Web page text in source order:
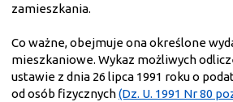
zamieszkania.
Co ważne, obejmuje ona określone
mieszkaniowe. Wykaz możliwych
ustawie z dnia 26 lipca 1991 roku o
od osób fizycznych(Dz. U. 1991 Nr 80